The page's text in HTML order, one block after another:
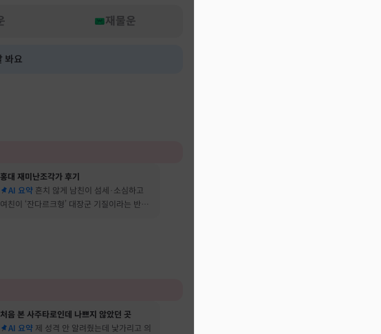
재물운
봐요
홍대 재미난조각가 후기
AI 요약 흔치 않게 남친이 섬세·소심하고
여친이 ‘잔다르크형’ 대장군 기질이라는 반전
처음 본 사주타로인데 나쁘지 않았던 곳
AI 요약 제 성격 안 알려줬는데 낯가리고 의